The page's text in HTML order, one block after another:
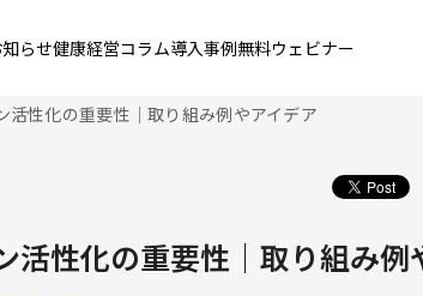
らせ健康経営コラム導入事例無料ウェビナー
活性化の重要性｜取り組み例やアイデア
活性化の重要性｜取り組み例